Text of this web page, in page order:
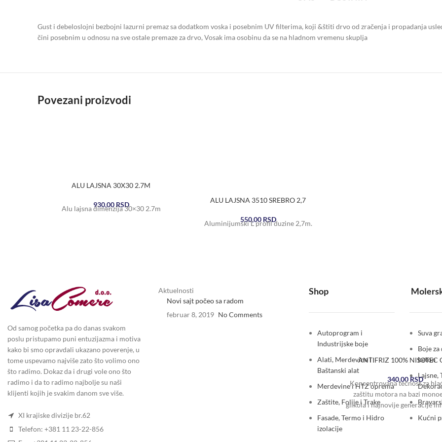
Gust i debeloslojni bezbojni lazurni premaz sa dodatkom voska i posebnim UV filterima, koji &štiti drvo od zračenja i propadanja
čini posebnim u odnosu na sve ostale premaze za drvo, Vosak ima osobinu da se na hladnom vremenu skuplja
Povezani proizvodi
ALU LAJSNA 30X30 2.7M
930,00RSD
Alu lajsna dimenzija 30×30 2.7m
ALU LAJSNA 3510 SREBRO 2,7
550,00 RSD
Aluminijumski L profil duzine 2,7m.
ANTIFRIZ 100% NISOTEC
340,00RSD
Koncentrovana tečnost za
zaštitu motora na bazi
glikola i najnovije generacije
korozije na bazi „OAT
Od samog početka pa do danas svakom
poslu pristupamo puni entuzijazma i motiva
kako bi smo opravdali ukazano poverenje, u
tome uspevamo najviše zato što volimo ono
što radimo. Dokaz da i drugi vole ono što
radimo i da to radimo najbolje su naši
klijenti kojih je svakim danom sve više.
XI krajiske divizije br.62
Telefon: +381 11 23-22-856
Aktuelnosti
Novi sajt počeo sa radom
februar 8, 2019 No Comments
Shop
Autoprogram i
Industrijske boje
Alati, Merdevine i
Baštanski alat
Merdevine i HTZ oprema
Zaštite, Folije i Trake
Fasade, Termo i Hidro
izolacije
Suva
Boje
beton
Lajsne,
Kućni